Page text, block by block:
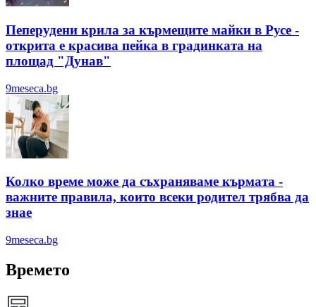
Пеперудени крила за кърмещите майки в Русе -
открита е красива пейка в градинката на
площад "Дунав"
9meseca.bg
Колко време може да съхраняваме кърмата -
важните правила, които всеки родител трябва да
знае
9meseca.bg
Времето